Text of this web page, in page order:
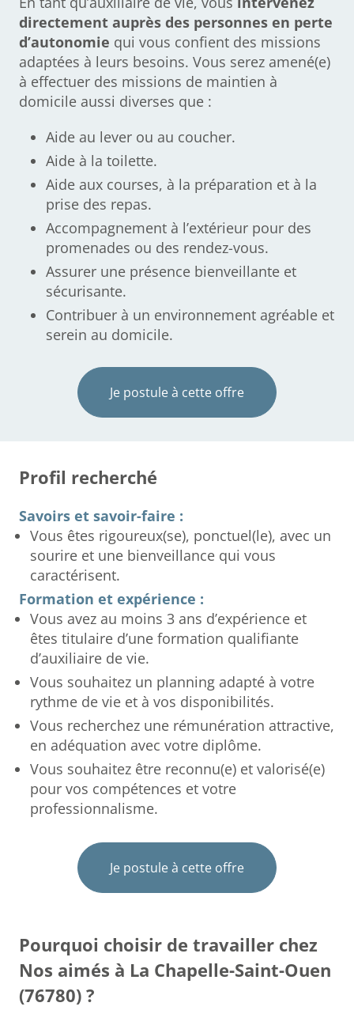
directement auprès des personnes en perte
d’autonomie qui vous confient des missions
adaptées à leurs besoins. Vous serez amené(e)
à effectuer des missions de maintien à
domicile aussi diverses que :
Aide au lever ou au coucher.
Aide à la toilette.
Aide aux courses, à la préparation et à la
prise des repas.
Accompagnement à l’extérieur pour des
promenades ou des rendez-vous.
Assurer une présence bienveillante et
sécurisante.
Contribuer à un environnement agréable et
serein au domicile.
Je postule à cette offre
Profil recherché
Savoirs et savoir-faire :
Vous êtes rigoureux(se), ponctuel(le), avec un
sourire et une bienveillance qui vous
caractérisent.
Formation et expérience :
Vous avez au moins 3 ans d’expérience et
êtes titulaire d’une formation qualifiante
d’auxiliaire de vie.
Vous souhaitez un planning adapté à votre
rythme de vie et à vos disponibilités.
Vous recherchez une rémunération attractive,
en adéquation avec votre diplôme.
Vous souhaitez être reconnu(e) et valorisé(e)
pour vos compétences et votre
professionnalisme.
Je postule à cette offre
Pourquoi choisir de travailler chez
Nos aimés à La Chapelle-Saint-Ouen
(76780) ?